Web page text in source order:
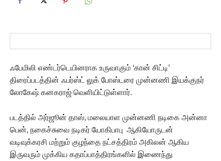
ஃபேமிலி எண்டர்டெயினராக உருவாகும் ‘கான் சிட்டி’
திரைப்படத்தின் ஃபர்ஸ்ட் லுக் போஸ்டரை முன்னணி இயக்குநர்
லோகேஷ் கனகராஜ் வெளியிட்டுள்ளார்.
படத்தில் அர்ஜூன் தாஸ், மலையாள முன்னணி நடிகை அன்னா
பென், நகைச்சுவை நடிகர் யோகிபாபு ஆகியோருடன்
வடிவுக்கரசி மற்றும் குழந்தை நட்சத்திரம் அகிலன் ஆகிய
இருவரும் முக்கிய கதாப்பாத்திரங்களில் இணைந்து